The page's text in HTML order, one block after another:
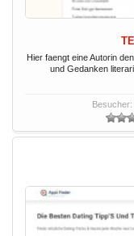
Hier faengt eine Autorin
und Gedanken
Besucher: